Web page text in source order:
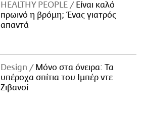
HEALTHY PEOPLE
Είναι καλό
πρωινό η βρόμη; Ένας γιατρός
απαντά
Design
Μόνο στα όνειρα: Τα
υπέροχα σπίτια του Ιμπέρ ντε
Ζιβανσί